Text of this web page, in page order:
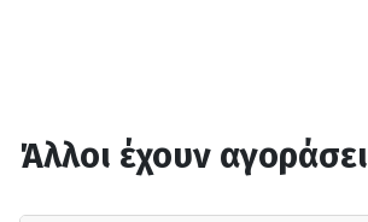
Άλλοι έχουν αγοράσει